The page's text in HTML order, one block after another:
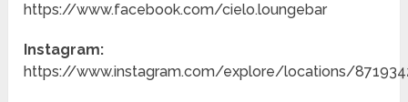
https://www.facebook.com/cielo.loungebar
Instagram:
https://www.instagram.com/explore/locations/